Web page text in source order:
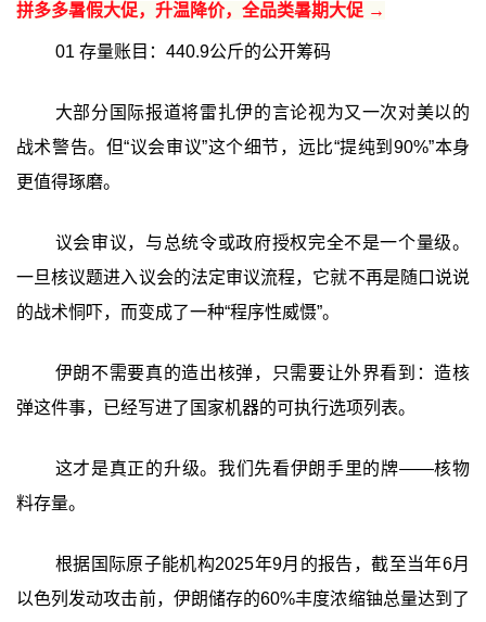
拼多多暑假大促，升温降价，全品类暑期大促 →
01 存量账目：440.9公斤的公开筹码
大部分国际报道将雷扎伊的言论视为又一次对美以的
战术警告。但“议会审议”这个细节，远比“提纯到90%”本身
更值得琢磨。
议会审议，与总统令或政府授权完全不是一个量级。
一旦核议题进入议会的法定审议流程，它就不再是随口说说
的战术恫吓，而变成了一种‍“程序性威慑”‍。
伊朗不需要真的造出核弹，只需要让外界看到：造核
弹这件事，已经写进了国家机器的可执行选项列表。
这才是真正的升级。我们先看伊朗手里的牌——核物
料存量。
根据国际原子能机构2025年9月的报告，截至当年6月
以色列发动攻击前，伊朗储存的60%丰度浓缩铀总量达到了